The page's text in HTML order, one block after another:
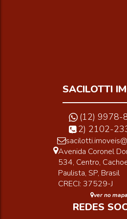
SACILOTTI
(12) 9978-
(12) 2102-
Avenida Coronel
534, Centro,
Paulista, SP, Brasil
CRECI: 37529-J
ver no mapa
REDES